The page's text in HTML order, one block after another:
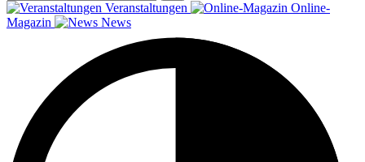
Veranstaltungen
Online-
Magazin
News